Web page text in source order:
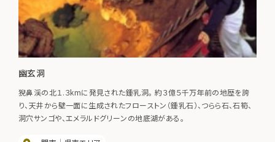
幽玄洞
猊鼻渓の北１.３kmに発見された鍾乳洞。 約３億５千万年前の地歴を誇
り、天井から壁一面に生成されたフローストン（鍾乳石）、つらら石、石筍、
洞穴サンゴや、エメラルドグリーンの地底湖がある。